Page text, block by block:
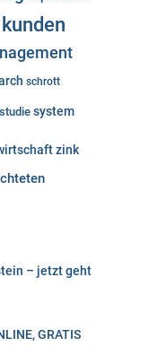
kunden
schrott
studie system
zink
– jetzt geht
GRATIS